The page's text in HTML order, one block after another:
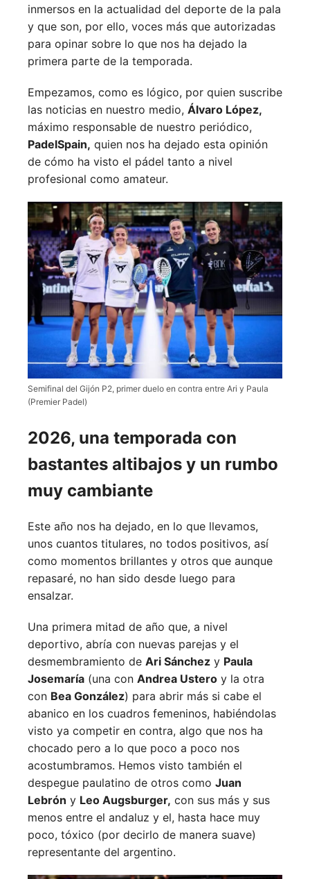
inmersos en la actualidad del deporte de la pala
y que son, por ello, voces más que autorizadas
para opinar sobre lo que nos ha dejado la
primera parte de la temporada.
Empezamos, como es lógico, por quien suscribe
las noticias en nuestro medio, Álvaro López,
máximo responsable de nuestro periódico,
PadelSpain, quien nos ha dejado esta opinión
de cómo ha visto el pádel tanto a nivel
profesional como amateur.
Semifinal del Gijón P2, primer duelo en contra entre Ari y Paula
(Premier Padel)
2026, una temporada con
bastantes altibajos y un rumbo
muy cambiante
Este año nos ha dejado, en lo que llevamos,
unos cuantos titulares, no todos positivos, así
como momentos brillantes y otros que aunque
repasaré, no han sido desde luego para
ensalzar.
Una primera mitad de año que, a nivel
deportivo, abría con nuevas parejas y el
desmembramiento de Ari Sánchez y Paula
Josemaría (una con Andrea Ustero y la otra
con Bea González) para abrir más si cabe el
abanico en los cuadros femeninos, habiéndolas
visto ya competir en contra, algo que nos ha
chocado pero a lo que poco a poco nos
acostumbramos. Hemos visto también el
despegue paulatino de otros como Juan
Lebrón y Leo Augsburger, con sus más y sus
menos entre el andaluz y el, hasta hace muy
poco, tóxico (por decirlo de manera suave)
representante del argentino.